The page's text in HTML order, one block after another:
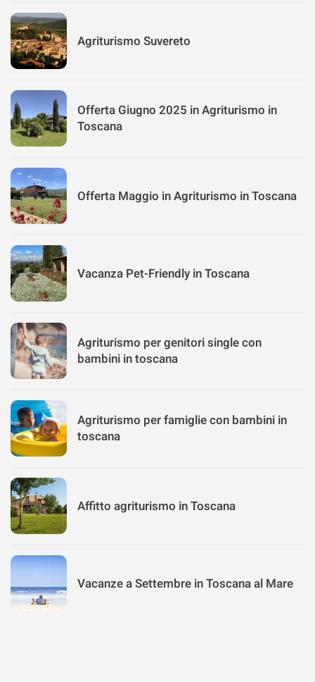
Agriturismo Suvereto
Offerta Giugno 2025 in Agriturismo in
Toscana
Offerta Maggio in Agriturismo in Toscana
Vacanza Pet-Friendly in Toscana
Agriturismo per genitori single con
bambini in toscana
Agriturismo per famiglie con bambini in
toscana
Affitto agriturismo in Toscana
Vacanze a Settembre in Toscana al Mare